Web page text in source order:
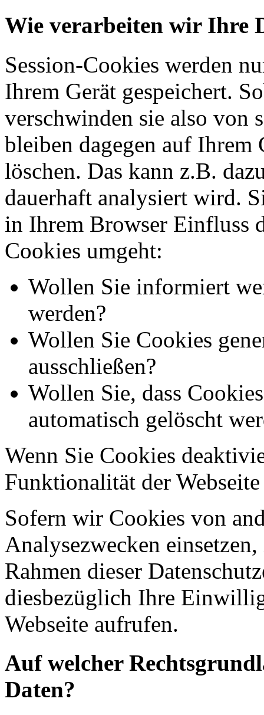
Wie verarbeiten wir Ihre
Session-Cookies werden
Ihrem Gerät gespeichert.
verschwinden sie also von
bleiben dagegen auf Ihrem
löschen. Das kann z.B.
dauerhaft analysiert wird.
in Ihrem Browser Einfluss
Cookies umgeht:
Wollen Sie informiert
werden?
Wollen Sie Cookies
ausschließen?
Wollen Sie, dass
automatisch gelöscht
Wenn Sie Cookies
Funktionalität der
Sofern wir Cookies von
Analysezwecken
Rahmen dieser
diesbezüglich Ihre
Webseite aufrufen.
Auf welcher
Daten?